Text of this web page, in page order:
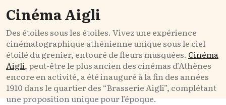
Cinéma Aigli
Des étoiles sous les étoiles. Vivez une expérience
cinématographique athénienne unique sous le ciel
étoilé du grenier, entouré de fleurs musquées. Cinéma
Aigli, peut-être le plus ancien des cinémas d’Athènes
encore en activité, a été inauguré à la fin des années
1910 dans le quartier des “Brasserie Aigli”, complétant
une proposition unique pour l’époque.